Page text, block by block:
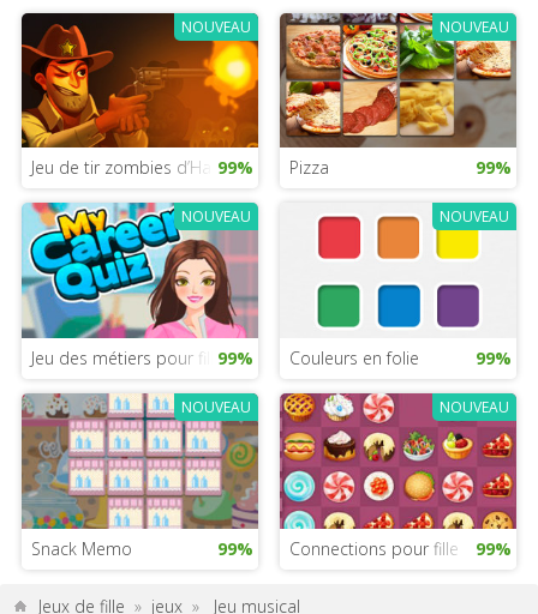
NOUVEAU
Jeu de tir zombies d’Halloween
99%
NOUVEAU
Pizza 99%
NOUVEAU
Jeu des métiers pour filles99%
NOUVEAU
Couleurs en folie 99%
NOUVEAU
Snack Memo 99%
NOUVEAU
Connections pour fille 99%
Jeux de fille » jeux » Jeu musical